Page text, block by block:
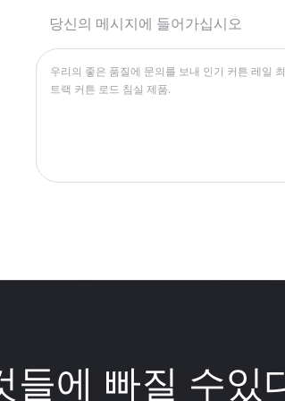
당신의 메시지에 들어가십시오
들에 빠질 수있